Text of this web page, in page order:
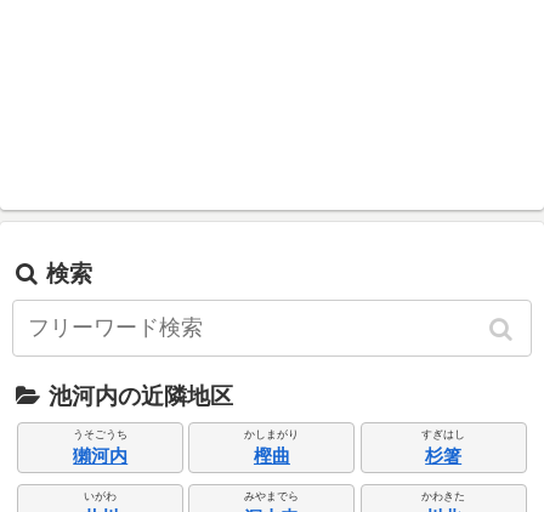
検索
池河内の近隣地区
うそごうち
獺河内
かしまがり
樫曲
すぎはし
杉箸
いがわ みやまでら かわきた